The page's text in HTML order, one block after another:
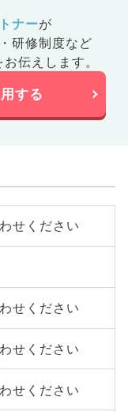
ナーが
研修制度など
伝えします。
する
せください
せください
せください
せください